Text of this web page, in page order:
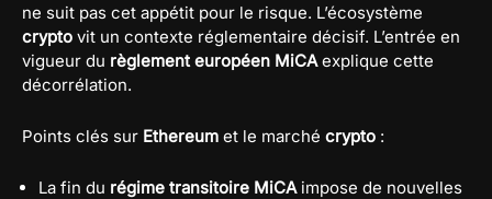
ne suit pas cet appétit pour le risque. L’écosystème
crypto vit un contexte réglementaire décisif. L’entrée en
vigueur du règlement européen MiCAexplique cette
décorrélation.
Points clés sur Ethereum et le marché crypto :
La fin du régime transitoire MiCAimpose de nouvelles